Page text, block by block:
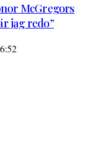
McGregors
jag redo”